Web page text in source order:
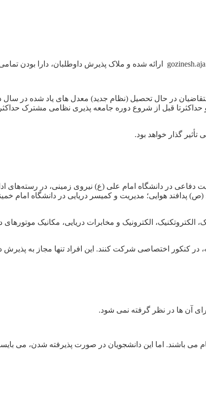
فارغ التحصیلان رشته های تجربی و ریاضی و هنرستان 14 تعیین شده است. متقاضیان در حال تحصیل (نظام جدید) معدل
گذار خواهد بود.
در دانشگاه امام علی (ع) نیروی زمینی، در رسته‌های
(ص) پدافند هوایی؛ مدیریت و کمیسر دریایی در دانشگاه امام
الکترونیک و مخابرات دریایی، مکانیک موتورهای
کنکور اختصاصی شرکت کنند. این افراد تنها مجاز به پذیرش
آن ها در نظر گرفته نمی شود.
می باشند. اما این دانشجویان در صورت پذیرفته شدن، می